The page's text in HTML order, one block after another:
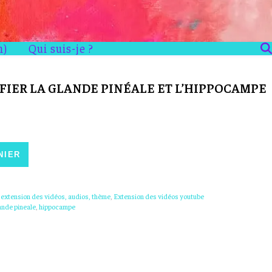
Qui suis-je ?
LA GLANDE PINÉALE ET L’HIPPOCAMPE
des vidéos, audios, thème, Extension des vidéos youtube
pineale, hippocampe